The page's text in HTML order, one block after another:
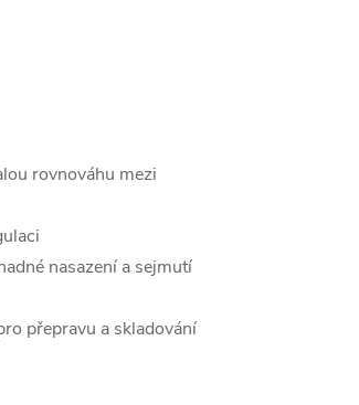
rovnováhu mezi
nasazení a sejmutí
přepravu a skladování